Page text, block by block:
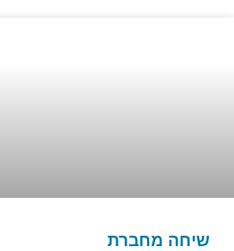
שיחה מחברת